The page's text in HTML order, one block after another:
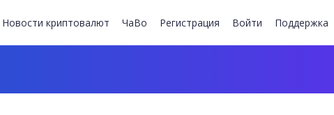
Новости криптовалют ЧаВо Регистрация Войти Поддержка